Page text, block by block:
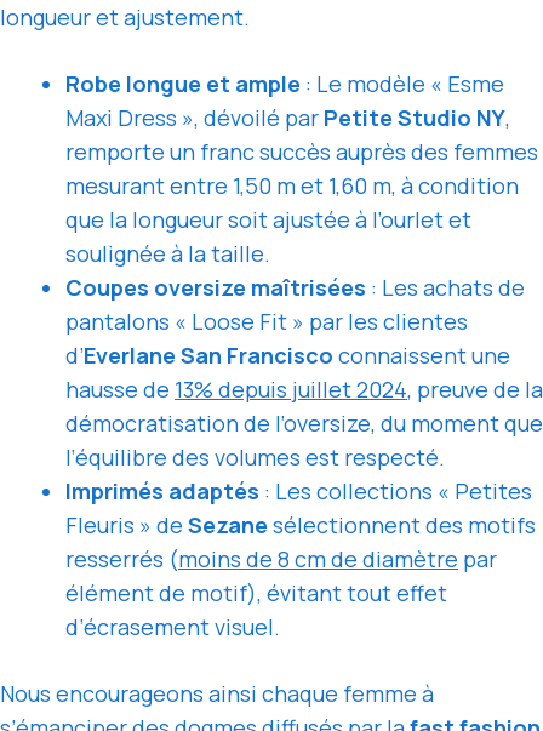
longueur et ajustement.
Robe longue et ample : Le modèle « Esme
Maxi Dress », dévoilé par Petite Studio NY,
remporte un franc succès auprès des femmes
mesurant entre 1,50 m et 1,60 m, à condition
que la longueur soit ajustée à l’ourlet et
soulignée à la taille.
Coupes oversize maîtrisées : Les achats de
pantalons « Loose Fit » par les clientes
d’Everlane San Francisco connaissent une
hausse de 13% depuis juillet 2024, preuve de la
démocratisation de l’oversize, du moment que
l’équilibre des volumes est respecté.
Imprimés adaptés : Les collections « Petites
Fleuris » de Sezane sélectionnent des motifs
resserrés (moins de 8 cm de diamètre par
élément de motif), évitant tout effet
d’écrasement visuel.
Nous encourageons ainsi chaque femme à